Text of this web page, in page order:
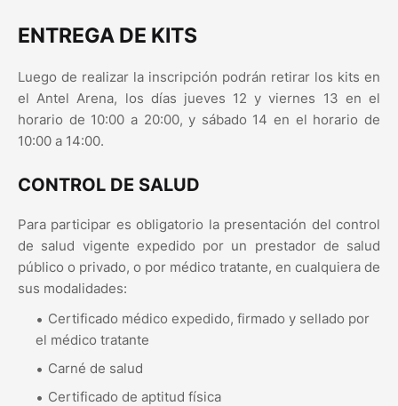
ENTREGA DE KITS
Luego de realizar la inscripción podrán retirar los kits en
el Antel Arena, los días jueves 12 y viernes 13 en el
horario de 10:00 a 20:00, y sábado 14 en el horario de
10:00 a 14:00.
CONTROL DE SALUD
Para participar es obligatorio la presentación del control
de salud vigente expedido por un prestador de salud
público o privado, o por médico tratante, en cualquiera de
sus modalidades:
Certificado médico expedido, firmado y sellado por
el médico tratante
Carné de salud
Certificado de aptitud física